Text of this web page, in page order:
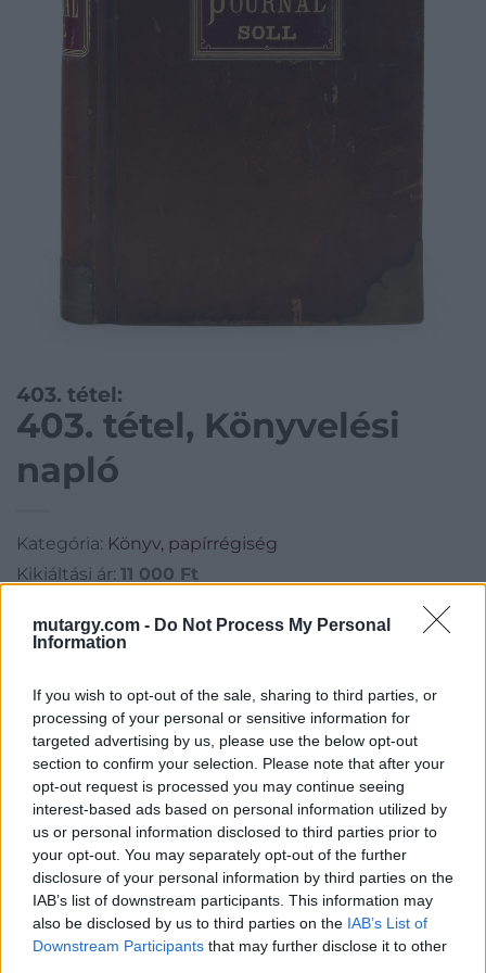
mutargy.com - Do Not Process My Personal
Information
If you wish to opt-out of the sale, sharing to third parties, or
processing of your personal or sensitive information for
targeted advertising by us, please use the below opt-out
section to confirm your selection. Please note that after your
opt-out request is processed you may continue seeing
interest-based ads based on personal information utilized by
us or personal information disclosed to third parties prior to
your opt-out. You may separately opt-out of the further
disclosure of your personal information by third parties on the
IAB’s list of downstream participants. This information may
also be disclosed by us to third parties on the IAB’s List of
Downstream Participants that may further disclose it to other
403. tétel:
403. tétel, Könyvelési
napló
Kategória: Könyv, papírrégiség
Kikiáltási ár: 11 000 Ft
Aukció adatai
Aukció dátuma: 2015.05.20
Aukció ideje: 18:00
Aukció helye: Budapest, Biksady Galéria
Tételszám: 403
Eladó adatai
Eladó:
Cím: Törő Tamás